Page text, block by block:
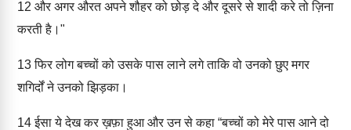
12 और अगर औरत अपने शौहर को छोड़ दे और दूसरे से शादी करे तो ज़िना
करती है।"
13फिर लोग बच्चों को उसके पास लाने लगे ताकि वो उनको छुए मगर
शगिर्दों ने उनको झिड़का।
14ईसा ये देख कर ख़फ़ा हुआ और उन से कहा “बच्चों को मेरे पास आने दो